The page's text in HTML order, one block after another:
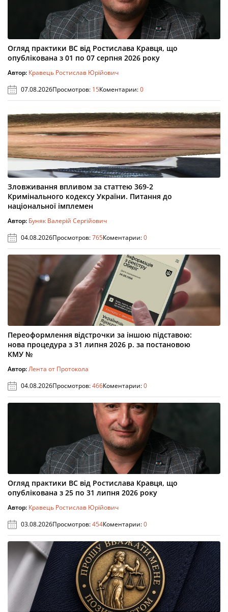
Огляд практики ВС від Ростислава Кравця, що
опублікована з 01 по 07 серпня 2026 року
Автор: Кравець Ростислав Юрійович
07.08.2026Просмотров: 15Коментарии:0
Зловживання впливом за статтею 369-2
Кримінального кодексу України. Питання до
національної імплемен
Автор: Буняк Валерій Сергійович
04.08.2026Просмотров:765Коментарии:0
Переоформлення відстрочки за іншою підставою:
нова процедура з 31 липня 2026 р. за постановою
КМУ №
Автор:Лента от Протокола
04.08.2026Просмотров:466Коментарии:0
Огляд практики ВС від Ростислава Кравця, що
опублікована з 25 по 31 липня 2026 року
Автор: Кравець Ростислав Юрійович
03.08.2026Просмотров:454Коментарии:0